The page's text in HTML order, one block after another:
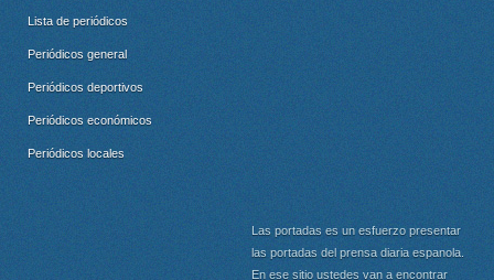
Lista de periódicos
Periódicos general
Periódicos deportivos
Periódicos económicos
Periódicos locales
Las portadas es un esfuerzo presentar
las portadas del prensa diaria espanola.
En ese sitio ustedes van a encontrar